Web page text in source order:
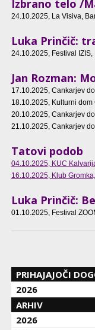
Izbrano telo /
24.10.2025, La Visiva,
Luka Prinčič:
24.10.2025, Festival IZIS,
Jan Rozman:
17.10.2025, Cankarjev
18.10.2025, Kulturni dom
20.10.2025, Cankarjev
21.10.2025, Cankarjev
Tatovi podob
04.10.2025, KUC
16.10.2025, Klub
Luka Prinčič:
01.10.2025, Festival
PRIHAJAJOČI
2026
ARHIV
2026